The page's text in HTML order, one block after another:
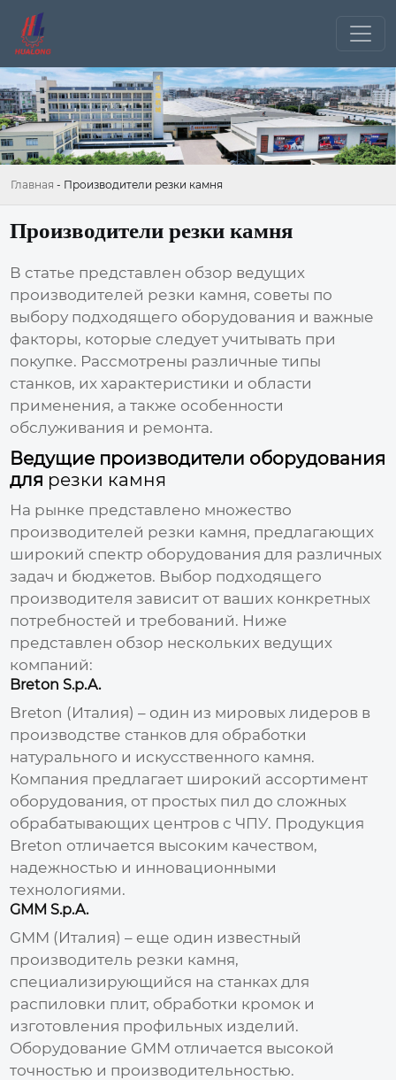
Главная - Производители резки камня
Производители резки камня
В статье представлен обзор ведущих
производителей резки камня, советы по
выбору подходящего оборудования и важные
факторы, которые следует учитывать при
покупке. Рассмотрены различные типы
станков, их характеристики и области
применения, а также особенности
обслуживания и ремонта.
Ведущие производители оборудования
для резки камня
На рынке представлено множество
производителей резки камня, предлагающих
широкий спектр оборудования для различных
задач и бюджетов. Выбор подходящего
производителя зависит от ваших конкретных
потребностей и требований. Ниже
представлен обзор нескольких ведущих
компаний:
Breton S.p.A.
Breton (Италия) – один из мировых лидеров в
производстве станков для обработки
натурального и искусственного камня.
Компания предлагает широкий ассортимент
оборудования, от простых пил до сложных
обрабатывающих центров с ЧПУ. Продукция
Breton отличается высоким качеством,
надежностью и инновационными
технологиями.
GMM S.p.A.
GMM (Италия) – еще один известный
производитель резки камня,
специализирующийся на станках для
распиловки плит, обработки кромок и
изготовления профильных изделий.
Оборудование GMM отличается высокой
точностью и производительностью.